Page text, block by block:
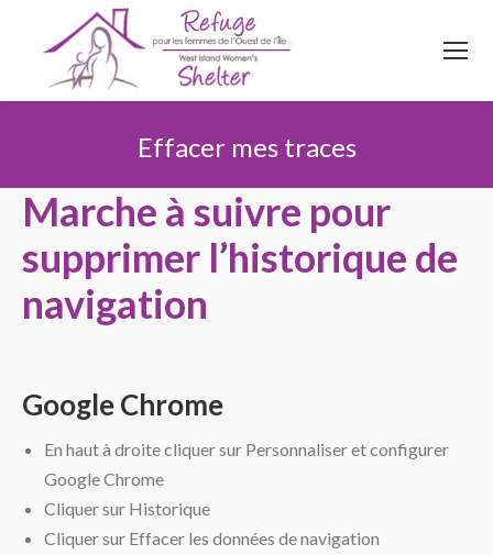
Effacer mes traces
Marche à suivre pour
supprimer l’historique de
navigation
Google Chrome
En haut à droite cliquer sur Personnaliser et configurer
Google Chrome
Cliquer sur Historique
Cliquer sur Effacer les données de navigation